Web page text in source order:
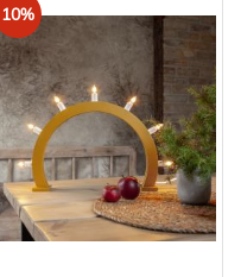
10%